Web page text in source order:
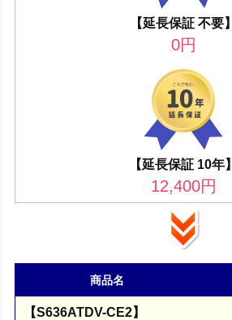
【延長保証 不要】
0円
【延長保証 10年】
12,400円
商品名
【S636ATDV-CE2】